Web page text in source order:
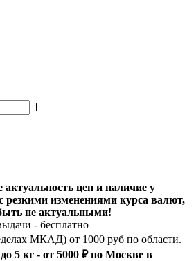
цен и наличие у
резкими изменениями курса валют,
не актуальными!
- бесплатно
МКАД) от 1000 руб по области.
5 кг - от 5000 ₽ по Москве в